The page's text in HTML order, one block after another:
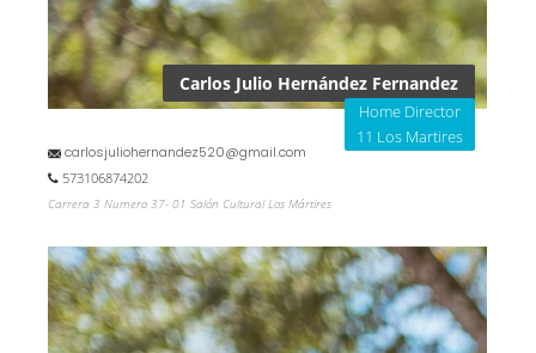
Carlos Julio Hernández Fernandez
Home Director
11 Los Martires
carlosjuliohernandez520@gmail.com
573106874202
Carrera 3 Numero 37- 01 Salón Cultural Los Mártires